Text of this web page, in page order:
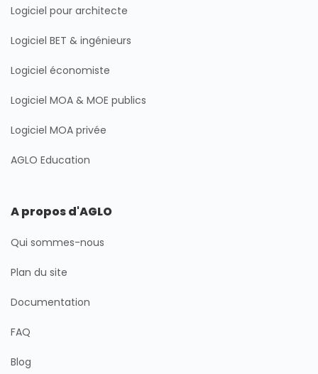
Logiciel pour architecte
Logiciel BET & ingénieurs
Logiciel économiste
Logiciel MOA & MOE publics
Logiciel MOA privée
AGLO Education
A propos d'AGLO
Qui sommes-nous
Plan du site
Documentation
FAQ
Blog